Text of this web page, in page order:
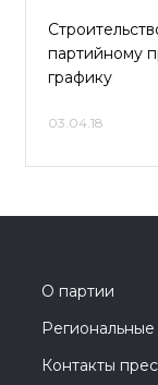
партийному
графику
03.04.18
О партии
Контакты